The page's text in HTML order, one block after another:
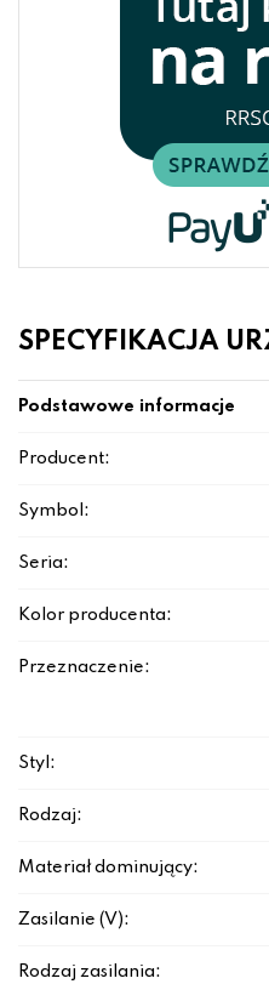
SPECYFIKACJA
Podstawowe informacje
Producent:
Symbol:
Seria:
Kolor producenta:
Przeznaczenie:
Styl:
Rodzaj:
Materiał dominujący:
Zasilanie (V):
Rodzaj zasilania: